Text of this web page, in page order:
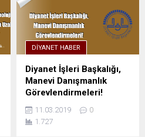
DIYANET HABER
Diyanet İşleri Başkalığı,
Manevi Danışmanlık
Görevlendirmeleri!
11.03.2019
0
1.727